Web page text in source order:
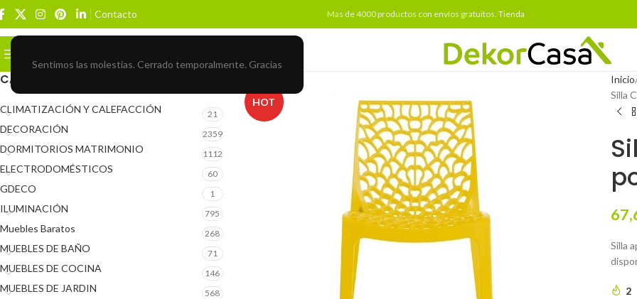
Sentimos las molestias. Cerrado temporalmente. Gracias
Contacto Mas de 4000 productos con envíos gratuitos. Tienda
CATEGORÍAS DEL PRODUCTO
CLIMATIZACIÓN Y CALEFACCIÓN 21
DECORACIÓN 2359
DORMITORIOS MATRIMONIO 1112
ELECTRODOMÉSTICOS 60
GDECO 1
ILUMINACIÓN 795
Muebles Baratos 268
MUEBLES DE BAÑO 71
MUEBLES DE COCINA 146
MUEBLES DE JARDIN 568
HOT
Inicio
Silla
Silla
2